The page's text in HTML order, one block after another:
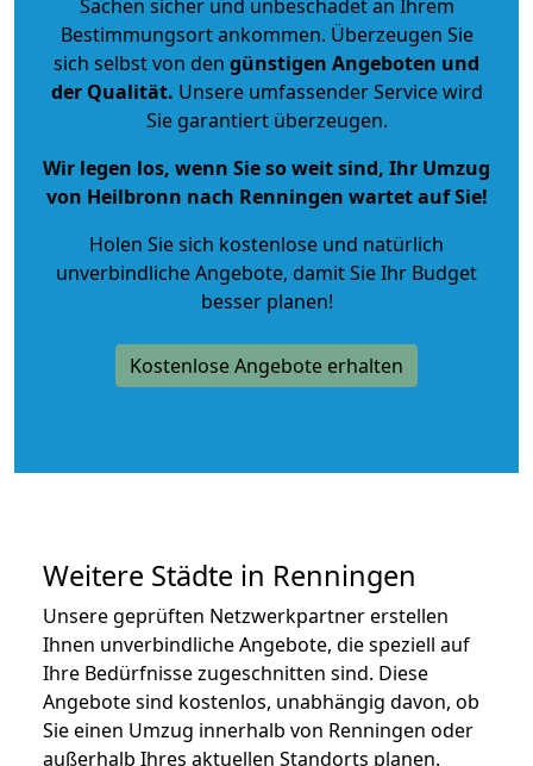
Sachen sicher und unbeschadet an Ihrem
Bestimmungsort ankommen. Überzeugen Sie
sich selbst von den günstigen Angeboten und
der Qualität. Unsere umfassender Service wird
Sie garantiert überzeugen.
Wir legen los, wenn Sie so weit sind, Ihr Umzug
von Heilbronn nach Renningen wartet auf Sie!
Holen Sie sich kostenlose und natürlich
unverbindliche Angebote, damit Sie Ihr Budget
besser planen!
Kostenlose Angebote erhalten
Weitere Städte in Renningen
Unsere geprüften Netzwerkpartner erstellen
Ihnen unverbindliche Angebote, die speziell auf
Ihre Bedürfnisse zugeschnitten sind. Diese
Angebote sind kostenlos, unabhängig davon, ob
Sie einen Umzug innerhalb von Renningen oder
außerhalb Ihres aktuellen Standorts planen.